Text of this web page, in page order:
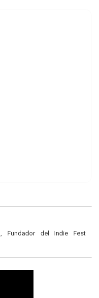
Fundador del Indie Fest